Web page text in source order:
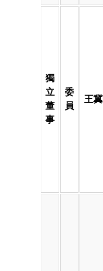
獨
立
董
事
委
員
王